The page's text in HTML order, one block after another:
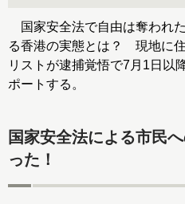
国家安全法で自由は奪われ
る香港の実態とは？ 現地に
リストが逮捕覚悟で7月1日以
ポートする。
国家安全法による市民
った！